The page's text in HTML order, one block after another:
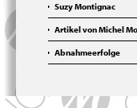
Suzy Montignac
Artikel von Michel
Abnahmeerfolge